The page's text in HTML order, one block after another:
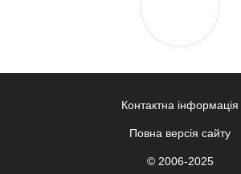
Контактна інформація
Повна версія сайту
© 2006-2025